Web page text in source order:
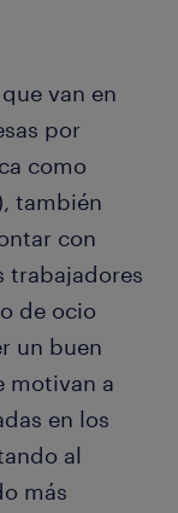
van en
por
como
también
con
trabajadores
de ocio
un buen
motivan a
en los
al
más